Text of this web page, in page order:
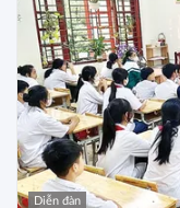
Diễn đàn